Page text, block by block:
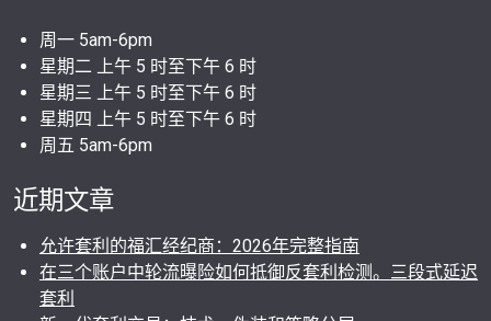
周一 5am-6pm
星期二 上午 5 时至下午 6 时
星期三 上午 5 时至下午 6 时
星期四 上午 5 时至下午 6 时
周五 5am-6pm
近期文章
允许套利的福汇经纪商：2026年完整指南
在三个账户中轮流曝险如何抵御反套利检测。三段式延迟
套利